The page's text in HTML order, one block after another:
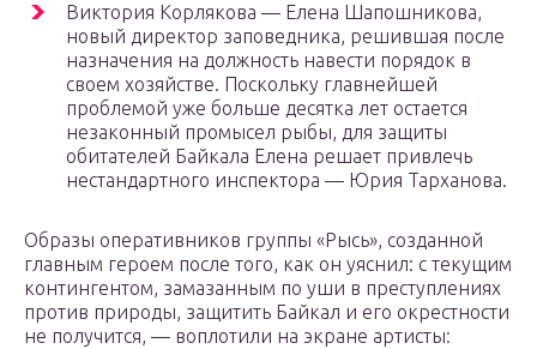
Виктория Корлякова — Елена Шапошникова,
новый директор заповедника, решившая после
назначения на должность навести порядок в
своем хозяйстве. Поскольку главнейшей
проблемой уже больше десятка лет остается
незаконный промысел рыбы, для защиты
обитателей Байкала Елена решает привлечь
нестандартного инспектора — Юрия Тарханова.
Образы оперативников группы «Рысь», созданной
главным героем после того, как он уяснил: с текущим
контингентом, замазанным по уши в преступлениях
против природы, защитить Байкал и его окрестности
не получится, — воплотили на экране артисты: